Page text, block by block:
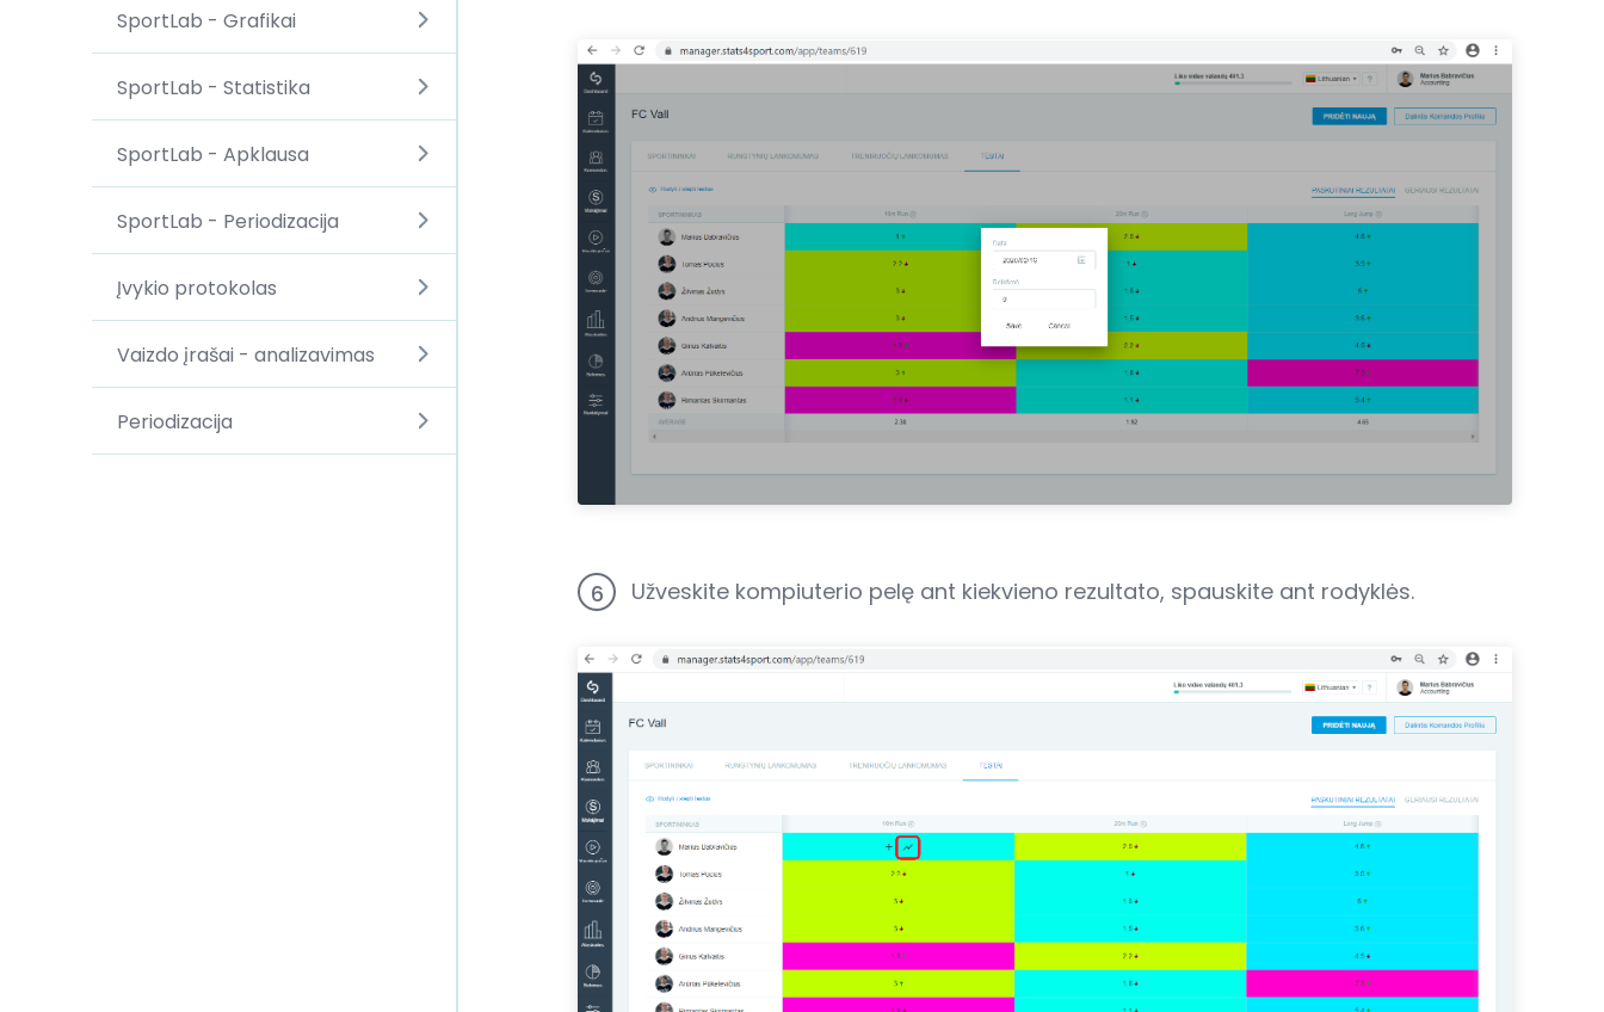
SportLab - Grafikai
SportLab - Statistika
SportLab - Apklausa
SportLab - Periodizacija
Įvykio protokolas
Vaizdo įrašai - analizavimas
Periodizacija
6 Užveskite kompiuterio pelę ant kiekvieno rezultato, spauskite ant rodyklės.